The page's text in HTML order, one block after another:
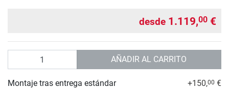
desde 1.119,00 €
AÑADIR AL CARRITO
Montaje tras entrega estándar +150,00 €